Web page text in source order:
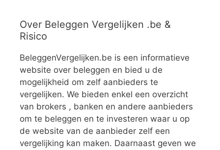
Over Beleggen Vergelijken .be &
Risico
BeleggenVergelijken.be is een informatieve
website over beleggen en bied u de
mogelijkheid om zelf aanbieders te
vergelijken. We bieden enkel een overzicht
van brokers , banken en andere aanbieders
om te beleggen en te investeren waar u op
de website van de aanbieder zelf een
vergelijking kan maken. Daarnaast geven we